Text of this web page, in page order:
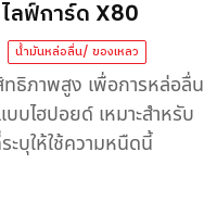
ลฟ์การ์ด X80
น้ำมันหล่อลื่น/ ของเหลว
ทธิภาพสูง เพื่อการหล่อลื่น
บไฮปอยด์ เหมาะสำหรับ
ะบุให้ใช้ความหนืดนี้